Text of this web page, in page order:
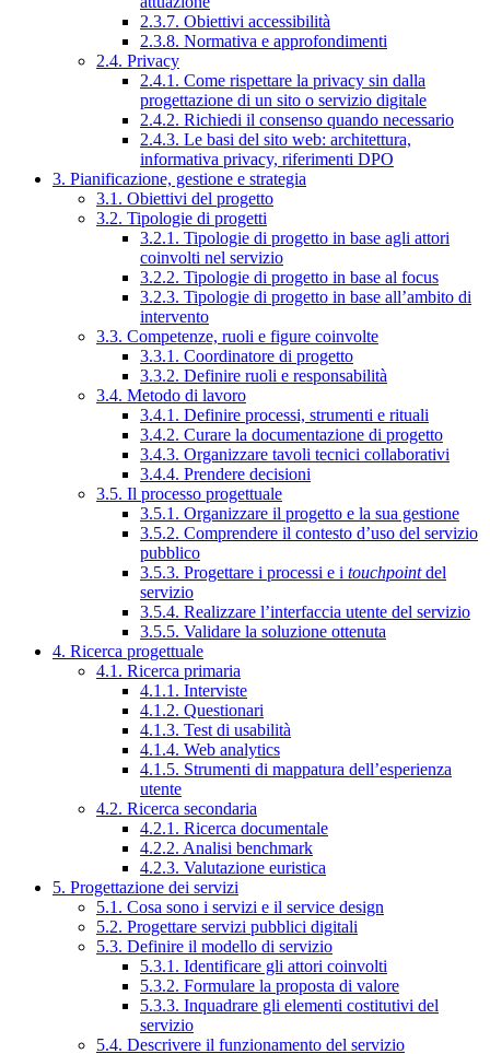
2.3.7. Obiettivi accessibilità
2.3.8. Normativa e approfondimenti
2.4. Privacy
2.4.1. Come rispettare la privacy sin dalla
progettazione di un sito o servizio digitale
2.4.2. Richiedi il consenso quando necessario
2.4.3. Le basi del sito web: architettura,
informativa privacy, riferimenti DPO
3. Pianificazione, gestione e strategia
3.1. Obiettivi del progetto
3.2. Tipologie di progetti
3.2.1. Tipologie di progetto in base agli attori
coinvolti nel servizio
3.2.2. Tipologie di progetto in base al focus
3.2.3. Tipologie di progetto in base all’ambito di
intervento
3.3. Competenze, ruoli e figure coinvolte
3.3.1. Coordinatore di progetto
3.3.2. Definire ruoli e responsabilità
3.4. Metodo di lavoro
3.4.1. Definire processi, strumenti e rituali
3.4.2. Curare la documentazione di progetto
3.4.3. Organizzare tavoli tecnici collaborativi
3.4.4. Prendere decisioni
3.5. Il processo progettuale
3.5.1. Organizzare il progetto e la sua gestione
3.5.2. Comprendere il contesto d’uso del servizio
pubblico
3.5.3. Progettare i processi e i touchpointdel
servizio
3.5.4. Realizzare l’interfaccia utente del servizio
3.5.5. Validare la soluzione ottenuta
4. Ricerca progettuale
4.1. Ricerca primaria
4.1.1. Interviste
4.1.2. Questionari
4.1.3. Test di usabilità
4.1.4. Web analytics
4.1.5. Strumenti di mappatura dell’esperienza
utente
4.2. Ricerca secondaria
4.2.1. Ricerca documentale
4.2.2. Analisi benchmark
4.2.3. Valutazione euristica
5. Progettazione dei servizi
5.1. Cosa sono i servizi e il service design
5.2. Progettare servizi pubblici digitali
5.3. Definire il modello di servizio
5.3.1. Identificare gli attori coinvolti
5.3.2. Formulare la proposta di valore
5.3.3. Inquadrare gli elementi costitutivi del
servizio
5.4. Descrivere il funzionamento del servizio